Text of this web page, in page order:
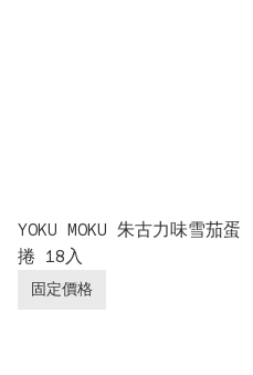
YOKU MOKU 朱古力味雪茄蛋
捲 18入
固定價格